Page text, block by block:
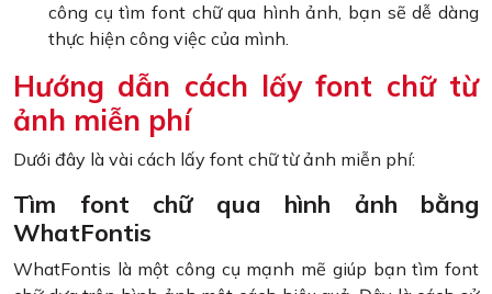
công cụ tìm font chữ qua hình ảnh, bạn sẽ dễ dàng
thực hiện công việc của mình.
Hướng dẫn cách lấy font chữ từ
ảnh miễn phí
Dưới đây là vài cách lấy font chữ từ ảnh miễn phí:
Tìm font chữ qua hình ảnh bằng
WhatFontis
WhatFontis là một công cụ mạnh mẽ giúp bạn tìm font